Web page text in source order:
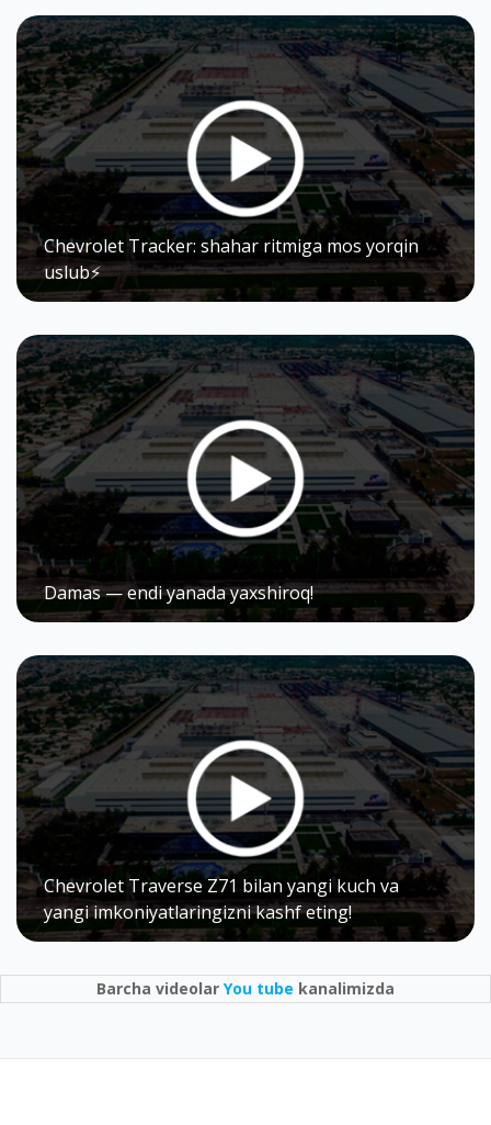
Chevrolet Tracker: shahar ritmiga mos yorqin
uslub⚡️
Damas — endi yanada yaxshiroq!
Chevrolet Traverse Z71 bilan yangi kuch va
yangi imkoniyatlaringizni kashf eting!
Barcha videolar You tube kanalimizda